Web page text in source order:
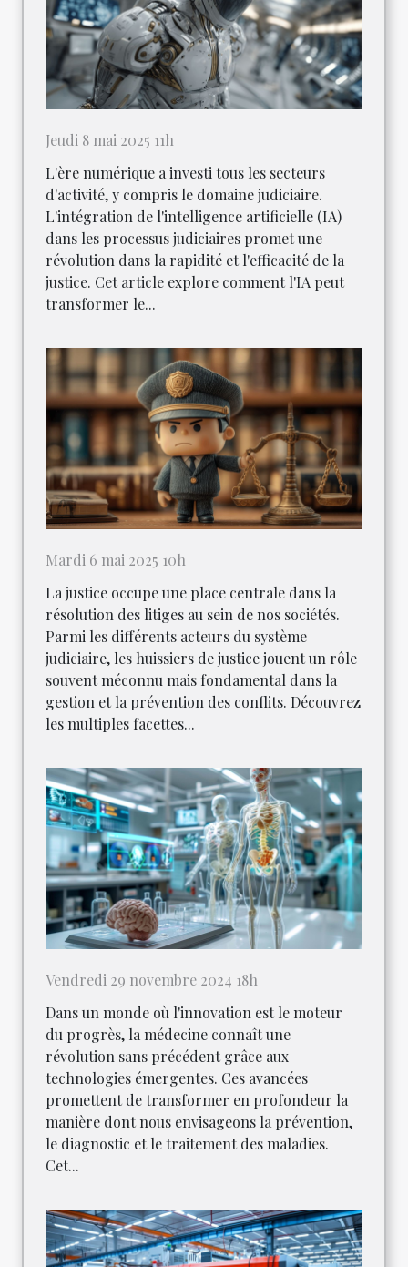
Jeudi 8 mai 2025 11h
L'ère numérique a investi tous les secteurs
d'activité, y compris le domaine judiciaire.
L'intégration de l'intelligence artificielle (IA)
dans les processus judiciaires promet une
révolution dans la rapidité et l'efficacité de la
justice. Cet article explore comment l'IA peut
transformer le...
Mardi 6 mai 2025 10h
La justice occupe une place centrale dans la
résolution des litiges au sein de nos sociétés.
Parmi les différents acteurs du système
judiciaire, les huissiers de justice jouent un rôle
souvent méconnu mais fondamental dans la
gestion et la prévention des conflits. Découvrez
les multiples facettes...
Vendredi 29 novembre 2024 18h
Dans un monde où l'innovation est le moteur
du progrès, la médecine connaît une
révolution sans précédent grâce aux
technologies émergentes. Ces avancées
promettent de transformer en profondeur la
manière dont nous envisageons la prévention,
le diagnostic et le traitement des maladies.
Cet...